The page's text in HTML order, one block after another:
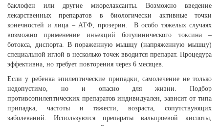
баклофен или другие миорелаксанты. Возможно введение
лекарственных препаратов в биологически активные точки
конечностей и лица – АТФ, прозерин. В особо тяжелых случаях
возможно применение иньекций ботулинического токсина –
ботокса, диспорта. В пораженную мышцу (напряженную мышцу)
специальной иглой в несколько точек вводится препарат. Процедура
эффективна, но требует повторения через 6 месяцев.
Если у ребенка эпилептические припадки, самолечение не только
недопустимо, но и опасно для жизни. Подбор
противоэпилептических препаратов индивидуален, зависит от типа
припадка, частоты и тяжести, возраста, сопутствующих
заболеваний. Используются препараты вальпроевой кислоты,